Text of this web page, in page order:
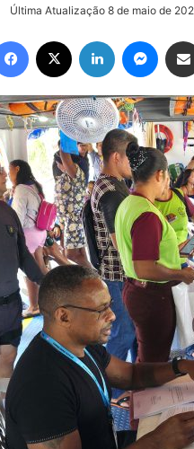
Última Atualização 8 de maio de
Facebook Linkedin